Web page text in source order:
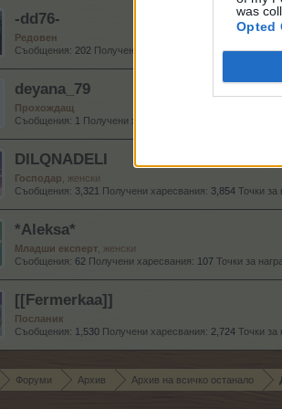
was
Opted
-dd76-
Редовен
Съобщения: 202 Получени харесвания: Точки за
deyana_79
Прохождащ
Съобщения: 1 Получени харесвания:
DILQNADELI
Господар , женски
Съобщения: 3,321 Получени харесвания: 3,854 Точки за
*Aleksa*
Младши експерт , женски
Съобщения: 62 Получени харесвания: 107 Точки за
[[Fermerkaa]]
Посланик
Съобщения: 1,530 Получени харесвания: 2,724 Точки за
Форуми Архив Архив на всичко останало